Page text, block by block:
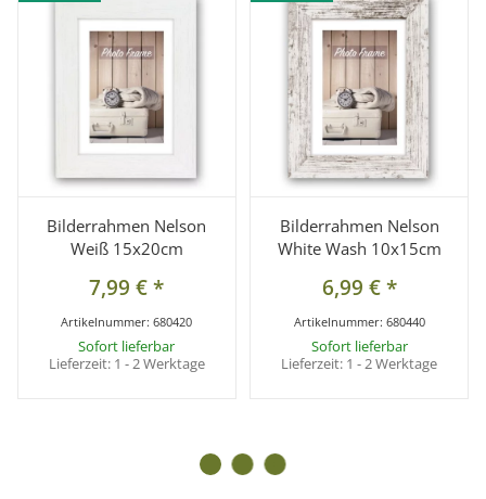
Bilderrahmen Nelson
Weiß 15x20cm
7,99 €*
Artikelnummer:680420
Sofort lieferbar
Lieferzeit: 1 - 2 Werktage
Bilderrahmen Nelson
White Wash 10x15cm
6,99 €*
Artikelnummer: 680440
Sofort lieferbar
Lieferzeit: 1 - 2 Werktage